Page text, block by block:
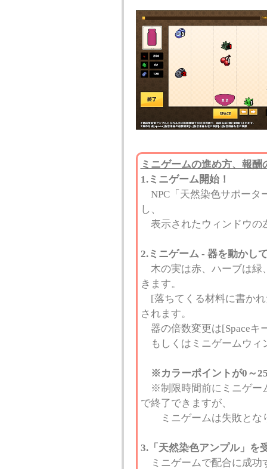
ミニゲームの進め方、報酬
1.ミニゲーム開始！
NPC「天然染色サポータ
し、
表示されたウィンドウの
2.ミニゲーム - 器を動かし
木の実は赤、ハーブは緑
きます。
[落ちてくる材料に書か
されます。
器の倍数変更は[Space
もしくはミニゲームウィ
※カラーポイントが0～
※制限時間前にミニゲー
で終了できますが、
ミニゲームは失敗とな
3.「天然染色アンプル」を
ミニゲームで配合に成功